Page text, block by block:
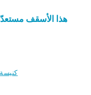
هذا الأسقف